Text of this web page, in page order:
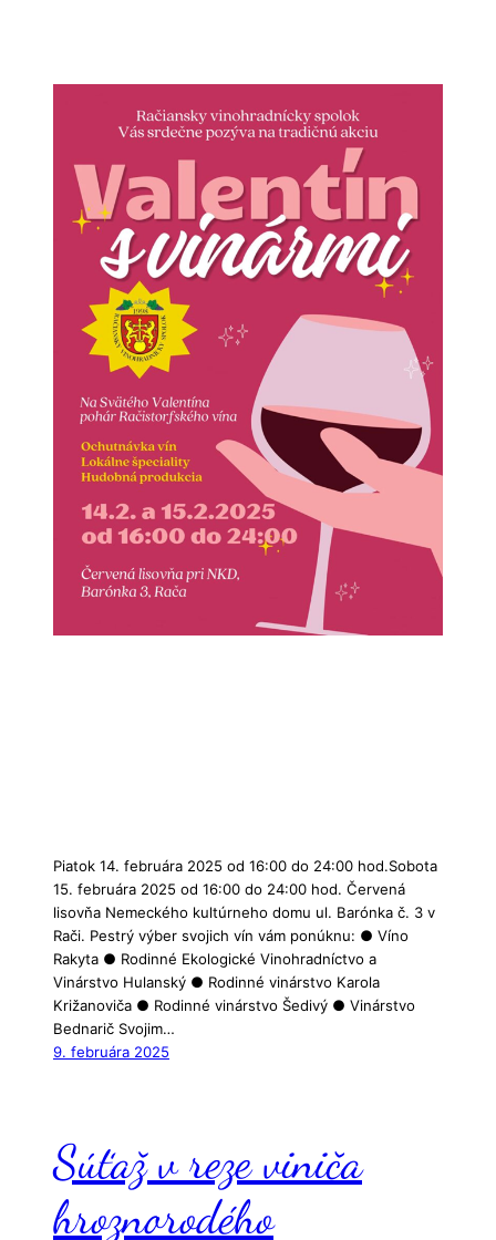
Piatok 14. februára 2025 od 16:00 do 24:00 hod.Sobota
15. februára 2025 od 16:00 do 24:00 hod. Červená
lisovňa Nemeckého kultúrneho domu ul. Barónka č. 3 v
Rači. Pestrý výber svojich vín vám ponúknu: ● Víno
Rakyta ● Rodinné Ekologické Vinohradníctvo a
Vinárstvo Hulanský ● Rodinné vinárstvo Karola
Križanoviča ● Rodinné vinárstvo Šedivý ● Vinárstvo
Bednarič Svojim…
9. februára 2025
Súťaž v reze viniča
hroznorodého